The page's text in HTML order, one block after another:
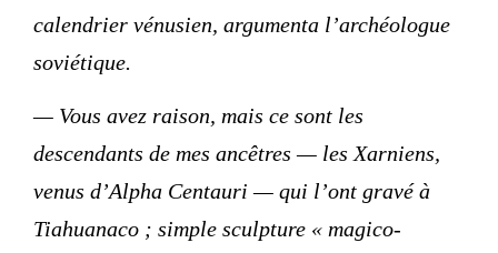
calendrier vénusien, argumenta l’archéologue
soviétique.
— Vous avez raison, mais ce sont les
descendants de mes ancêtres — les Xarniens,
venus d’Alpha Centauri — qui l’ont gravé à
Tiahuanaco ; simple sculpture « magico-